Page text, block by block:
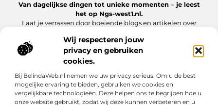
Wij respecteren jouw
privacy en gebruiken
cookies.
Bij BelindaWeb.nl nemen we uw privacy serieus. Om u de best
mogelijke ervaring te bieden, gebruiken we cookies en
vergelijkbare technologieën. Deze helpen ons te begrijpen hoe u
onze website gebruikt, zodat wij deze kunnen verbeteren en u
Van dagelijkse dingen tot unieke momenten – je leest
het op Ngs-west1.nl.
Laat je verrassen door boeiende blogs en artikelen over
Onze informatie
Bericht categorie